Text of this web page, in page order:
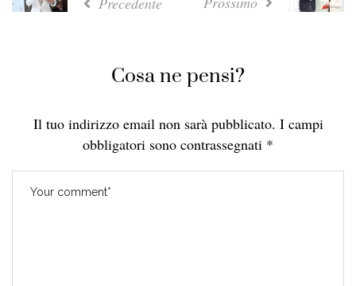
Cosa ne pensi?
Il tuo indirizzo email non sarà pubblicato. I campi
obbligatori sono contrassegnati *